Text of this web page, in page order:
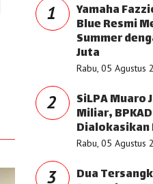
1 Yamaha
Blue Resmi
Summer
Juta
Rabu, 05 Agustus
2 SiLPA Muaro
Miliar,
Dialokasikan
Rabu, 05 Agustus
3 Dua